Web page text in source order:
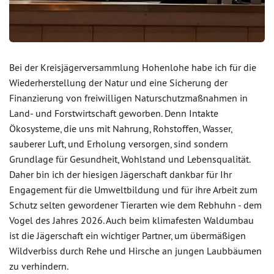
Bei der Kreisjägerversammlung Hohenlohe habe ich für die
Wiederherstellung der Natur und eine Sicherung der
Finanzierung von freiwilligen Naturschutzmaßnahmen in
Land- und Forstwirtschaft geworben. Denn Intakte
Ökosysteme, die uns mit Nahrung, Rohstoffen, Wasser,
sauberer Luft, und Erholung versorgen, sind sondern
Grundlage für Gesundheit, Wohlstand und Lebensqualität.
Daher bin ich der hiesigen Jägerschaft dankbar für Ihr
Engagement für die Umweltbildung und für ihre Arbeit zum
Schutz selten gewordener Tierarten wie dem Rebhuhn - dem
Vogel des Jahres 2026. Auch beim klimafesten Waldumbau
ist die Jägerschaft ein wichtiger Partner, um übermäßigen
Wildverbiss durch Rehe und Hirsche an jungen Laubbäumen
zu verhindern.